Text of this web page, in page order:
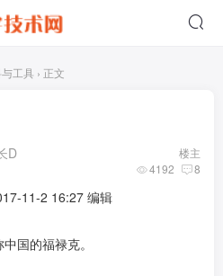
工具 › 正文
楼主
D
4192 8
11-2 16:27 编辑
国的福禄克。